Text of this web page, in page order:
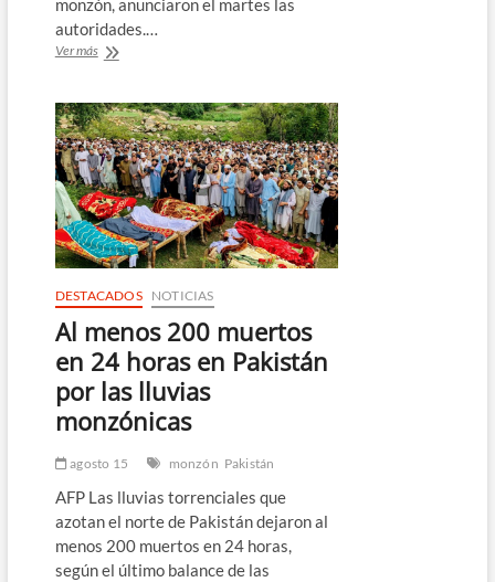
monzón, anunciaron el martes las
autoridades.…
Ver másCasi
en
Pakistán
por
las
lluvias
del
monzón
DESTACADOS NOTICIAS
Al menos 200 muertos
en 24 horas en Pakistán
por las lluvias
monzónicas
agosto 15 monzón Pakistán
AFP Las lluvias torrenciales que
azotan el norte de Pakistán dejaron al
menos 200 muertos en 24 horas,
según el último balance de las